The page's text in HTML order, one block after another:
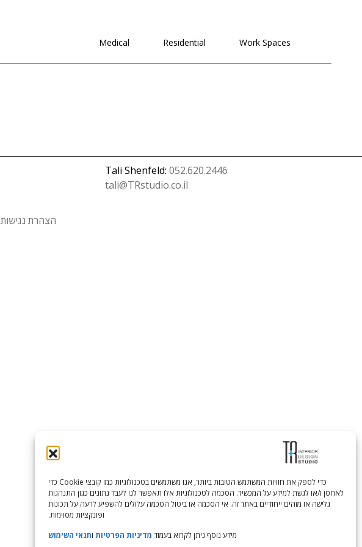
כדי לספק את חוויות המשתמש הטובות ביותר, אנו משתמשים בטכנולוגיות כמו קובצי Cookie כדי
לאחסן ו/או לגשת למידע על המכשיר. הסכמה לטכנולוגיות אלו תאפשר לנו לעבד נתונים כגון התנהגות
גלישה או מזהים ייחודיים באתר זה. אי הסכמה או ביטול הסכמה עלולים להשפיע לרעה על תכונות
ופונקציות מסוימות.
מידע נוסף ניתן לקרוא בעמוד מדיניות הפרטיות ותנאי השימוש
Work Spaces
Residential
Medical
Tali Shenfeld: 052.620.2446
tali@TRstudio.co.il
הצהרת נגישות